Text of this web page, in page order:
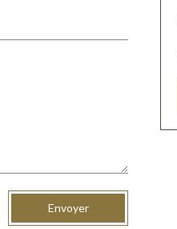
Envoyer